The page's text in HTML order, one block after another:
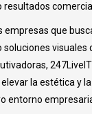
resultados
empresas que
soluciones visuales
la estética y
entorno